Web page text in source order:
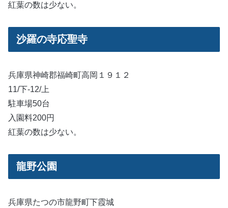
紅葉の数は少ない。
沙羅の寺応聖寺
兵庫県神崎郡福崎町高岡１９１２
11/下-12/上
駐車場50台
入園料200円
紅葉の数は少ない。
龍野公園
兵庫県たつの市龍野町下霞城